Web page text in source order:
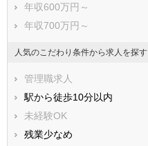
年収600万円～
年収700万円～
人気のこだわり条件から求人を探す
管理職求人
駅から徒歩10分以内
未経験OK
残業少なめ